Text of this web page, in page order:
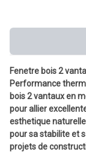
Fenetre bois 2
Performance
bois 2 vantaux en
pour allier
esthetique
pour sa stabilite et
projets de